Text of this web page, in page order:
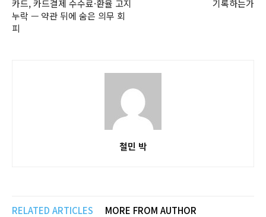
카드, 카드결제 수수료·환율 고지
누락 — 약관 뒤에 숨은 의무 회
피
기록하는가
철민 박
RELATED ARTICLES MORE FROM AUTHOR